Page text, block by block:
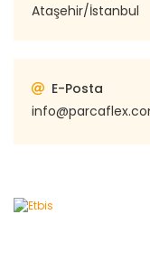
Ataşehir/İstanbul
E-Posta